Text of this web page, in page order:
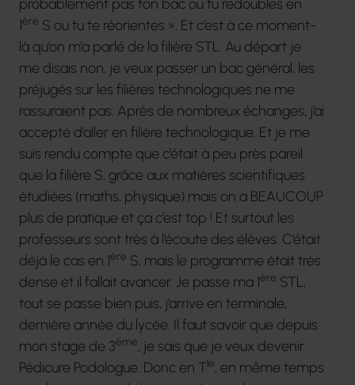
probablement pas ton bac ou tu redoubles en
1ère S ou tu te réorientes ». Et c’est à ce moment-
là qu’on m’a parlé de la filière STL. Au départ je
me disais non, je veux passer un bac général, les
préjugés sur les filières technologiques ne me
rassuraient pas. Après de nombreux échanges, j’ai
accepté d’aller en filière technologique. Et je me
suis rendu compte que c’était à peu près pareil
que la filière S, grâce aux matières scientifiques
étudiées (maths, physique) mais on a BEAUCOUP
plus de pratique et ça c’est top ! Et surtout les
professeurs sont très à l’écoute des élèves. C’était
déjà le cas en 1ère S, mais le programme était très
dense et il fallait avancer. Je passe ma 1ère STL,
tout se passe bien puis, j’arrive en terminale,
dernière année du lycée. Il faut savoir que depuis
mon stage de 3ème, je sais que je veux devenir
Pédicure Podologue. Donc en Tle, en même temps